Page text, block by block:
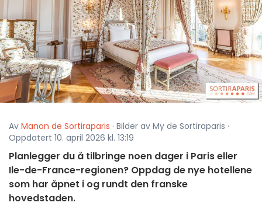
Av Manon de Sortiraparis · Bilder av My de Sortiraparis ·
Oppdatert 10. april 2026 kl. 13:19
Planlegger du å tilbringe noen dager i Paris eller
Ile-de-France-regionen? Oppdag de nye hotellene
som har åpnet i og rundt den franske
hovedstaden.